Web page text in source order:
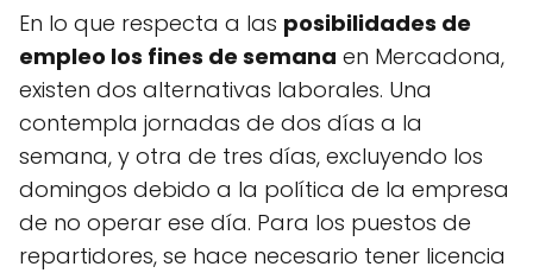
En lo que respecta a las posibilidades de
empleo los fines de semana en Mercadona,
existen dos alternativas laborales. Una
contempla jornadas de dos días a la
semana, y otra de tres días, excluyendo los
domingos debido a la política de la empresa
de no operar ese día. Para los puestos de
repartidores, se hace necesario tener licencia